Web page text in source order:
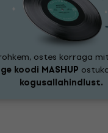
ostes korraga
koodi MASHUP
kogusallahindlust.